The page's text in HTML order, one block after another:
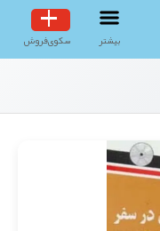
بیشتر سکوی‌فروش